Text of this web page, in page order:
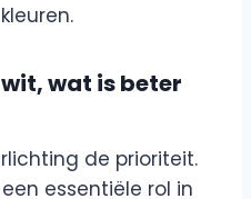
wat is beter
de prioriteit.
essentiële rol in